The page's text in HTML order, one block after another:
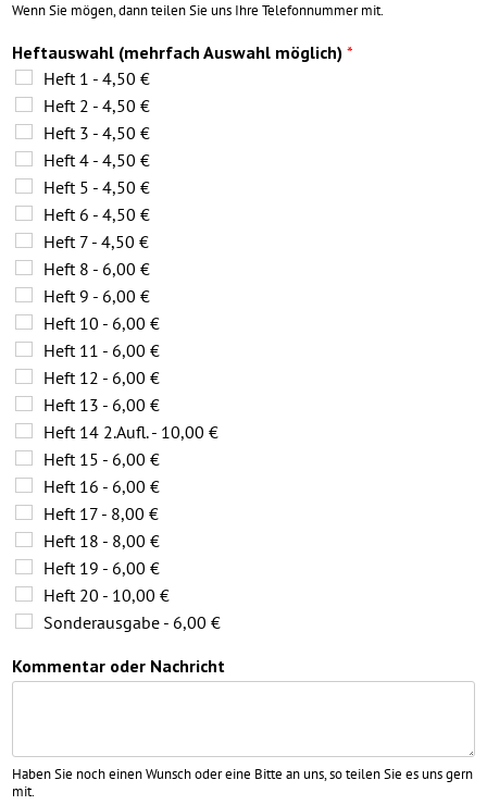
Wenn Sie mögen, dann teilen Sie uns Ihre Telefonnummer mit.
Heftauswahl (mehrfach Auswahl möglich) *
Heft 1 - 4,50 €
Heft 2 - 4,50 €
Heft 3 - 4,50 €
Heft 4 - 4,50 €
Heft 5 - 4,50 €
Heft 6 - 4,50 €
Heft 7 - 4,50 €
Heft 8 - 6,00 €
Heft 9 - 6,00 €
Heft 10 - 6,00 €
Heft 11 - 6,00 €
Heft 12 - 6,00 €
Heft 13 - 6,00 €
Heft 14 2.Aufl. - 10,00 €
Heft 15 - 6,00 €
Heft 16 - 6,00 €
Heft 17 - 8,00 €
Heft 18 - 8,00 €
Heft 19 - 6,00 €
Heft 20 - 10,00 €
Sonderausgabe - 6,00 €
Kommentar oder Nachricht
Haben Sie noch einen Wunsch oder eine Bitte an uns, so teilen Sie es uns gern
mit.